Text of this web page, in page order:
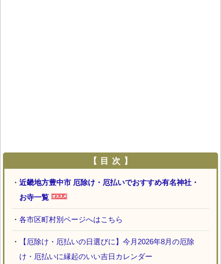
【 目 次 】
・ 近畿地方豊中市 厄除け・厄払いでおすすめ有名神社・
お寺一覧
・ 各市区町村別ページへはこちら
・
【厄除け・厄払いの日選びに】今月2026年8月の厄除
け・厄払いに縁起のいい吉日カレンダー